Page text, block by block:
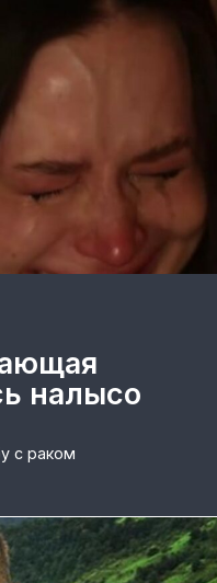
налысо
с раком